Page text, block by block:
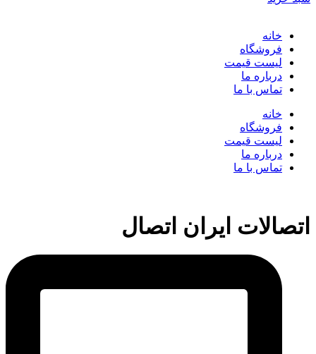
خانه
فروشگاه
لیست قیمت
درباره ما
تماس با ما
خانه
فروشگاه
لیست قیمت
درباره ما
تماس با ما
اتصالات ایران اتصال